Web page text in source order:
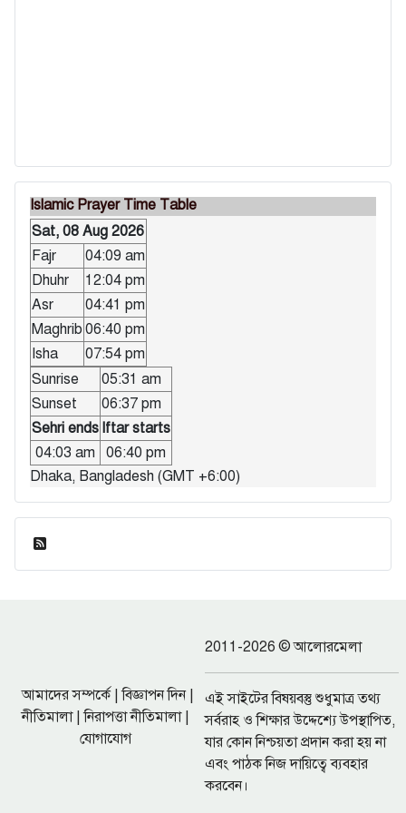
Islamic Prayer Time Table
Sat, 08 Aug 2026
Fajr
04:09 am
Dhuhr
12:04 pm
Asr
04:41 pm
Maghrib 06:40 pm
Isha
07:54 pm
Sunrise
05:31 am
Sunset
06:37 pm
Sehri ends Iftar starts
04:03 am
06:40 pm
Dhaka, Bangladesh (GMT +6:00)
আমাদের সম্পর্কে|বিজ্ঞাপন দিন|
নীতিমালা|নিরাপত্তা নীতিমালা|
যোগাযোগ
2011-2026 © আলোরমেলা
এই সাইটের বিষয়বস্তু শুধুমাত্র তথ্য
সর্বরাহ ও শিক্ষার উদ্দেশ্যে উপস্থাপিত,
যার কোন নিশ্চয়তা প্রদান করা হয় না
এবং পাঠক নিজ দায়িত্বে ব্যবহার
করবেন।